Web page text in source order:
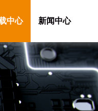
中心 新闻中心